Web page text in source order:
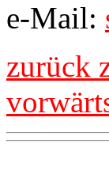
e-Mail:
zurück